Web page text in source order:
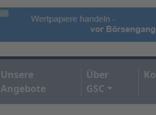
Unsere
Angebote
Über
GSC